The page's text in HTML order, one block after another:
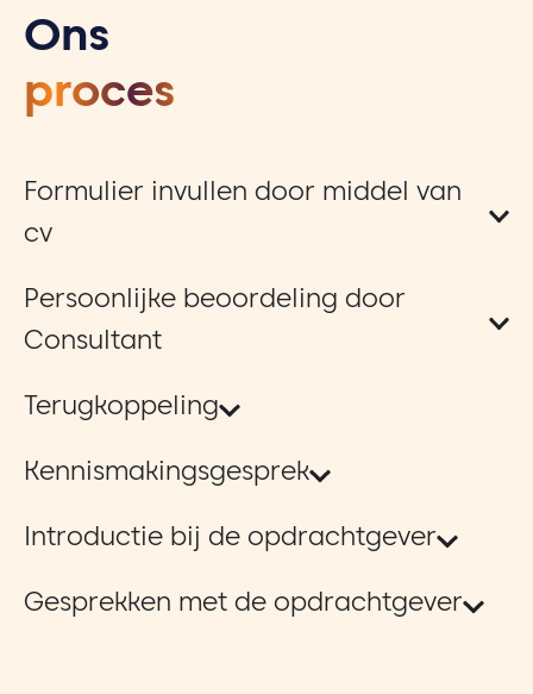
Ons
proces
Formulier invullen door middel van
cv
Persoonlijke beoordeling door
Consultant
Terugkoppeling
Kennismakingsgesprek
Introductie bij de opdrachtgever
Gesprekken met de opdrachtgever